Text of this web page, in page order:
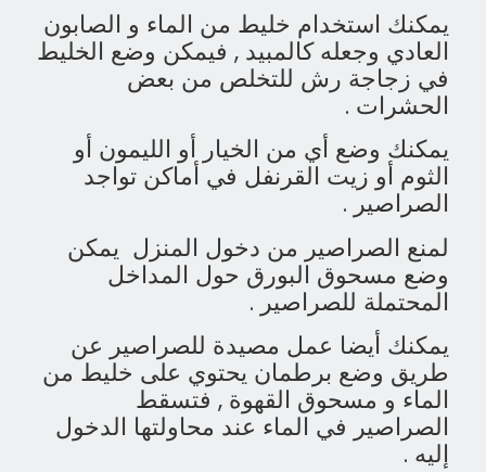
يمكنك استخدام خليط من الماء و الصابون
العادي وجعله كالمبيد , فيمكن وضع الخليط
في زجاجة رش للتخلص من بعض
الحشرات .
يمكنك وضع أي من الخيار أو الليمون أو
الثوم أو زيت القرنفل في أماكن تواجد
الصراصير .
لمنع الصراصير من دخول المنزل يمكن
وضع مسحوق البورق حول المداخل
المحتملة للصراصير .
يمكنك أيضا عمل مصيدة للصراصير عن
طريق وضع برطمان يحتوي على خليط من
الماء و مسحوق القهوة , فتسقط
الصراصير في الماء عند محاولتها الدخول
إليه .